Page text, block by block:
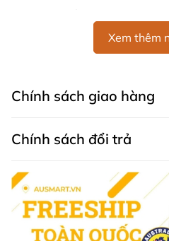
Nước Suối Khoáng
Triglyceride, Glycerin,
Cetyl Esters,
Arginine, Citric Acid,
Áp dụng vào buổi
da quanh mắt.
Nhẹ nhàng bóp tuýp để
muốn.
Xem thêm
Chính sách giao hàng
Chính sách đổi trả